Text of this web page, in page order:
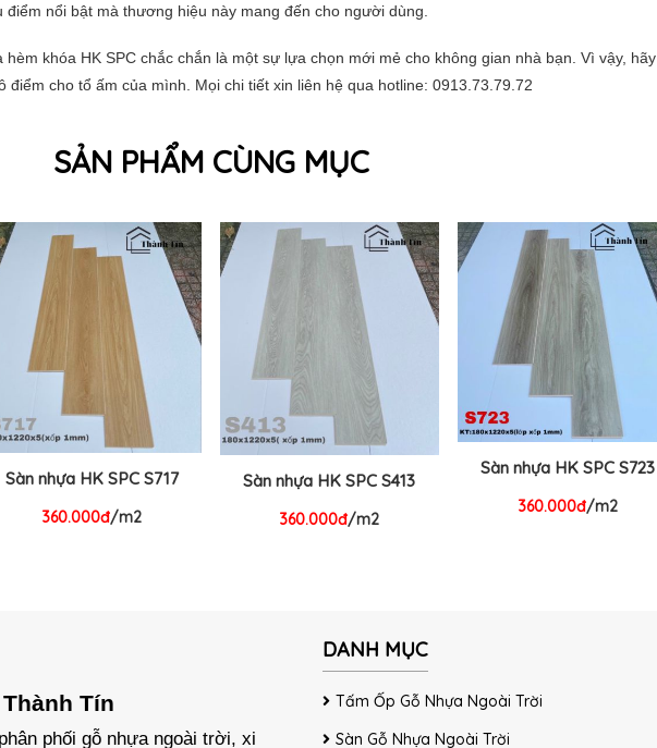
nổi bật mà thương hiệu này mang đến cho người dùng.
khóa HK SPC chắc chắn là một sự lựa chọn mới mẻ cho không gian nhà bạn. Vì vậy, hãy
điểm cho tổ ấm của mình. Mọi chi tiết xin liên hệ qua hotline: 0913.73.79.72
SẢN PHẨM CÙNG MỤC
Sàn nhựa HK SPC S717
360.000đ/m2
Sàn nhựa HK SPC S413
360.000đ/m2
Sàn nhựa HK SPC S723
360.000đ/m2
Tín
phối gỗ nhựa ngoài trời, xi
DANH MỤC
Tấm Ốp Gỗ Nhựa Ngoài Trời
Sàn Gỗ Nhựa Ngoài Trời